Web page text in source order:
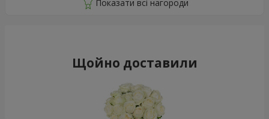
Щойно доставили